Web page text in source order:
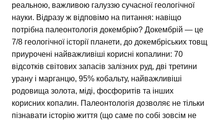
реальною, важливою галуззю сучасної геологічної
науки. Відразу ж відповімо на питання: навіщо
потрібна палеонтологія докембрію? Докембрій — це
7/8 геологічної історії планети, до докембріських товщ
приурочені найважливіші корисні копалини: 70
відсотків світових запасів залізних руд, дві третини
урану і марганцю, 95% кобальту, найважливіші
родовища золота, міді, фосфоритів та інших
корисних копалин. Палеонтологія дозволяє не тільки
пізнавати історію життя (що саме по собі зовсім не